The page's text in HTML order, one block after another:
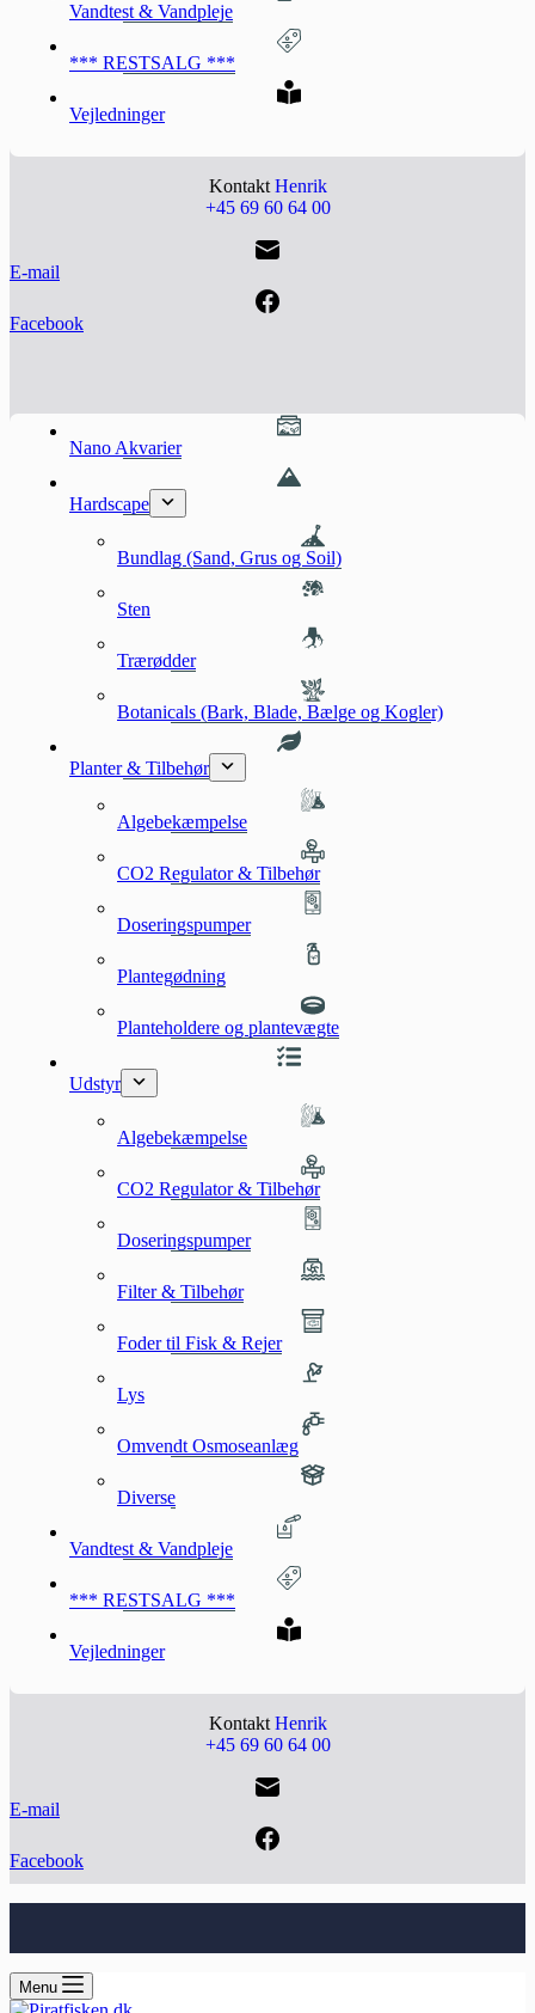
Vandtest & Vandpleje
*** RESTSALG ***
Vejledninger
Kontakt Henrik
+45 69 60 64 00
E-mail
Facebook
Nano Akvarier
Hardscape
Bundlag (Sand, Grus og Soil)
Sten
Trærødder
Botanicals (Bark, Blade, Bælge og Kogler)
Planter & Tilbehør
Algebekæmpelse
CO2 Regulator & Tilbehør
Doseringspumper
Plantegødning
Planteholdere og plantevægte
Udstyr
Algebekæmpelse
CO2 Regulator & Tilbehør
Doseringspumper
Filter & Tilbehør
Foder til Fisk & Rejer
Lys
Omvendt Osmoseanlæg
Diverse
Vandtest & Vandpleje
*** RESTSALG ***
Vejledninger
Kontakt Henrik
+45 69 60 64 00
E-mail
Facebook
Menu